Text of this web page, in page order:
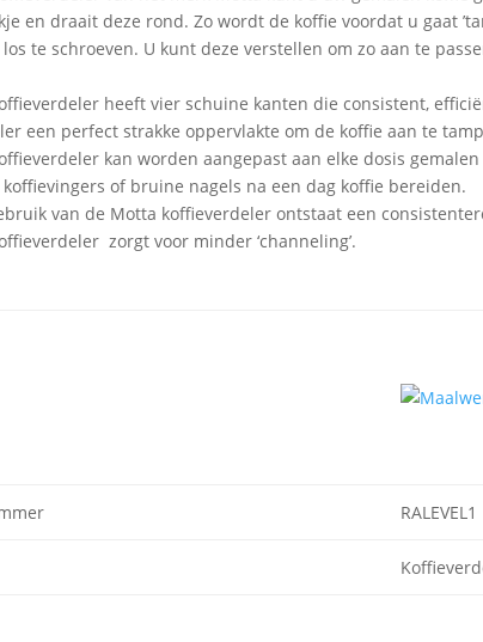
en draait deze rond. Zo wordt de koffie voordat u gaat
te schroeven. U kunt deze verstellen om zo aan te
heeft vier schuine kanten die consistent,
een perfect strakke oppervlakte om de koffie aan te
kan worden aangepast aan elke dosis gemalen
koffievingers of bruine nagels na een dag koffie bereiden.
van de Motta koffieverdeler ontstaat een
zorgt voor minder ‘channeling’.
RALEVEL1